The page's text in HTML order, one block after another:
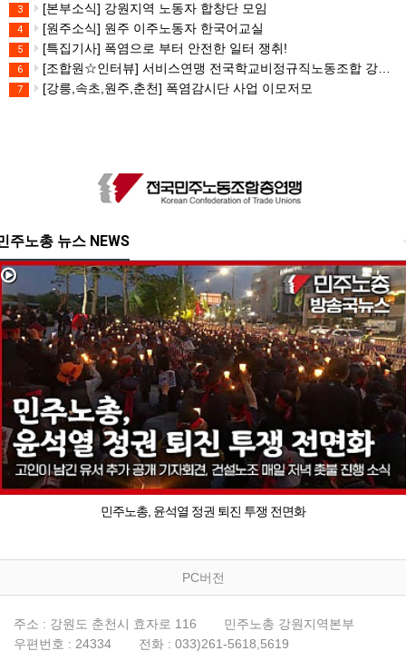
3 [본부소식] 강원지역 노동자 합창단 모임
4 [원주소식] 원주 이주노동자 한국어교실
5 [특집기사] 폭염으로 부터 안전한 일터 쟁취!
6 [조합원☆인터뷰] 서비스연맹 전국학교비정규직노동조합 강원지부 김유미 춘천지회장
7 [강릉,속초,원주,춘천] 폭염감시단 사업 이모저모
주노총 뉴스 NEWS
민주노총, 윤석열 정권 퇴진 투쟁 전면화
PC버전
주소 : 강원도 춘천시 효자로 116
민주노총 강원지역본부
우편번호 : 24334
전화 : 033)261-5618,5619